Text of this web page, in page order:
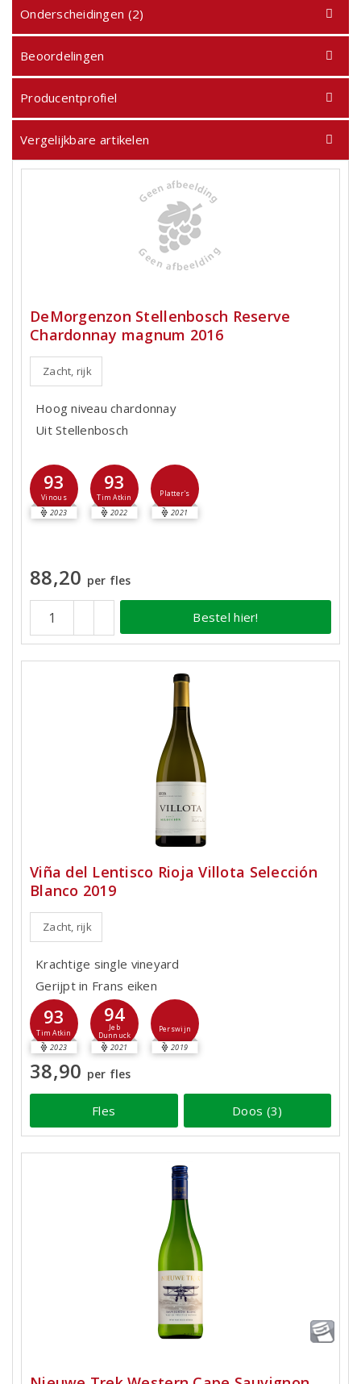
Onderscheidingen (2)
Beoordelingen
Producentprofiel
Vergelijkbare artikelen
DeMorgenzon Stellenbosch Reserve
Chardonnay magnum 2016
Zacht, rijk
Hoog niveau chardonnay
Uit Stellenbosch
93
Vinous
2023
93
Tim Atkin
2022
Platter's
2021
88,20 per fles
Bestel hier!
Viña del Lentisco Rioja Villota Selección
Blanco 2019
Zacht, rijk
Krachtige single vineyard
Gerijpt in Frans eiken
93
Tim Atkin
2023
94
Jeb
Dunnuck
2021
Perswijn
2019
38,90 per fles
Fles Doos (3)